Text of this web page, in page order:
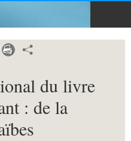
du livre
: de la